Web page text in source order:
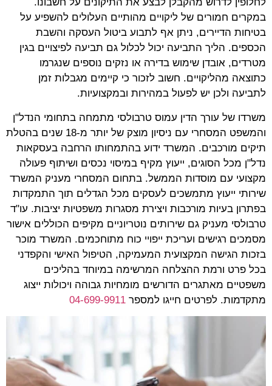
לחלופין לדרוש מהקבלן לבצע את התיקונים על חשבונו.
במקרים חמורים של ליקויים מהותיים העלולים להשפיע על
בטיחות הדיירים, ניתן אף לתבוע ביטול העסקה והשבת
הכספים. הליך התביעה יכול לכלול גם תביעה לפיצויים בגין
מטרדים, אובדן שימוש בדירה או נזקים נוספים שנגרמו
כתוצאה מהליקויים. חשוב לזכור כי קיימים מגבלות זמן
לתביעה ולכן יש לפעול במהירות ובמקצועיות.
משרדו של עורך הדין עמוס טרבולסי מתמחה בתחומי הנדל"ן
והמשפט המסחרי עם ניסיון מוצק של יותר מ-18 שנים בהטלת
תיקים מורכבים. המשרד ידוע בהתמחותו הרחבה בעסקאות
נדל"ן מכל הסוגים, ייעוץ מקיף במיסוי נכסים ושיתוף פעולה
מקצועי עם מוסדות הממשל. בתחום המסחרי מעניק המשרד
שירותי ייעוץ מתמשכים לעסקים מכל הגדלים תוך התמקדות
בפתרון בעיות מורכבות ויצירת מסגרות משפטיות יציבות. עו"ד
טרבולסי מעניק גם שירותים נוטריוניים מקיפים הכוללים אישור
מסמכים רגישים ועריכת ייפויי כוח מתוחכמים. המשרד מוכר
בזכות הגישה המקצועית המעמיקה, הטיפול האישי והקפדני
בכל פרט ורמת ההצלחה המרשימה במיוחד בהליכים
משפטיים מאתגרים הדורשים מומחיות גבוהה ויכולות ייצוג
מתקדמות. לפרטים חייגו למספר 04-699-9911